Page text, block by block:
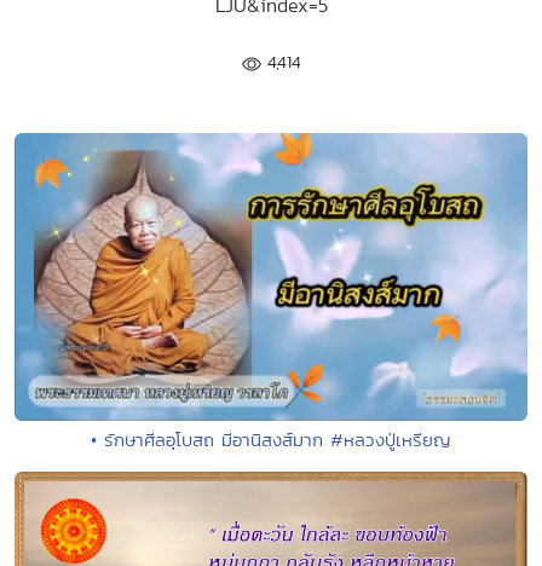
4,414
• รักษาศีลอุโบสถ มีอานิสงส์มาก #หลวงปู่เหรียญ